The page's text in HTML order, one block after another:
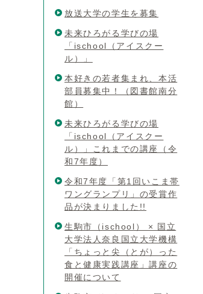
放送大学の学生を募集
未来ひろがる学びの場
「ischool（アイスクー
ル）」
本好きの若者集まれ、本活
部員募集中！（図書館南分
館）
未来ひろがる学びの場
「ischool（アイスクー
ル）」これまでの講座（令
和7年度）
令和7年度「第1回いこま帯
ワングランプリ」の受賞作
品が決まりました!!
生駒市（ischool） × 国立
大学法人奈良国立大学機構
「ちょっと尖（とが）った
食と健康実践講座」講座の
開催について